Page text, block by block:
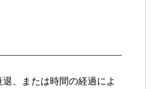
、または時間の経過によ